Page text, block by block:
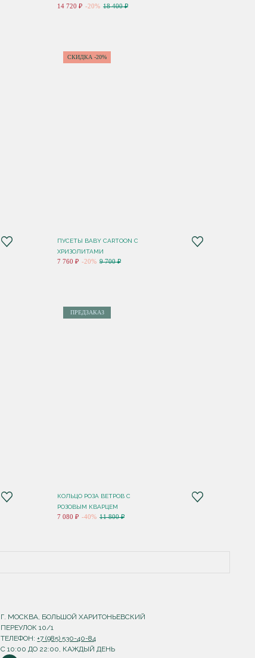
14 720 ₽ -20% 18 400 ₽
СКИДКА -20%
ПУСЕТЫ BABY CARTOON С
ХРИЗОЛИТАМИ
7 760 ₽ -20% 9 700 ₽
ПРЕДЗАКАЗ
КОЛЬЦО РОЗА ВЕТРОВ С
РОЗОВЫМ КВАРЦЕМ
7 080 ₽ -40% 11 800 ₽
Г. МОСКВА, БОЛЬШОЙ ХАРИТОНЬЕВСКИЙ
ПЕРЕУЛОК 10/1
ТЕЛЕФОН:+7 (985) 530-40-84
С 10:00 ДО 22:00, КАЖДЫЙ ДЕНЬ